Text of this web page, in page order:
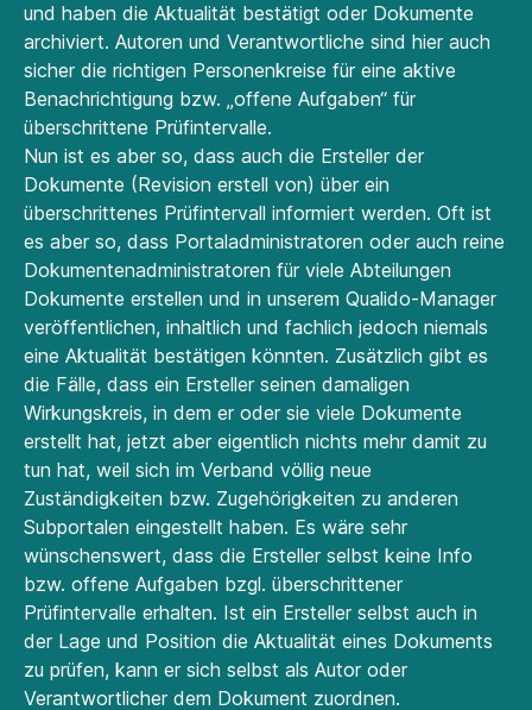
und haben die Aktualität bestätigt oder Dokumente
archiviert. Autoren und Verantwortliche sind hier auch
sicher die richtigen Personenkreise für eine aktive
Benachrichtigung bzw. „offene Aufgaben“ für
überschrittene Prüfintervalle.
Nun ist es aber so, dass auch die Ersteller der
Dokumente (Revision erstell von) über ein
überschrittenes Prüfintervall informiert werden. Oft ist
es aber so, dass Portaladministratoren oder auch reine
Dokumentenadministratoren für viele Abteilungen
Dokumente erstellen und in unserem Qualido-Manager
veröffentlichen, inhaltlich und fachlich jedoch niemals
eine Aktualität bestätigen könnten. Zusätzlich gibt es
die Fälle, dass ein Ersteller seinen damaligen
Wirkungskreis, in dem er oder sie viele Dokumente
erstellt hat, jetzt aber eigentlich nichts mehr damit zu
tun hat, weil sich im Verband völlig neue
Zuständigkeiten bzw. Zugehörigkeiten zu anderen
Subportalen eingestellt haben. Es wäre sehr
wünschenswert, dass die Ersteller selbst keine Info
bzw. offene Aufgaben bzgl. überschrittener
Prüfintervalle erhalten. Ist ein Ersteller selbst auch in
der Lage und Position die Aktualität eines Dokuments
zu prüfen, kann er sich selbst als Autor oder
Verantwortlicher dem Dokument zuordnen.